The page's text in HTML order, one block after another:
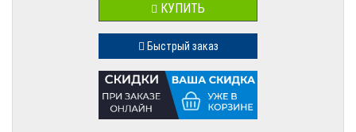
КУПИТЬ
Быстрый заказ